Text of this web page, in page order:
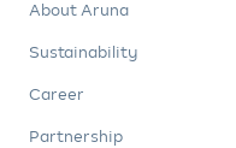
About Aruna
Sustainability
Career
Partnership